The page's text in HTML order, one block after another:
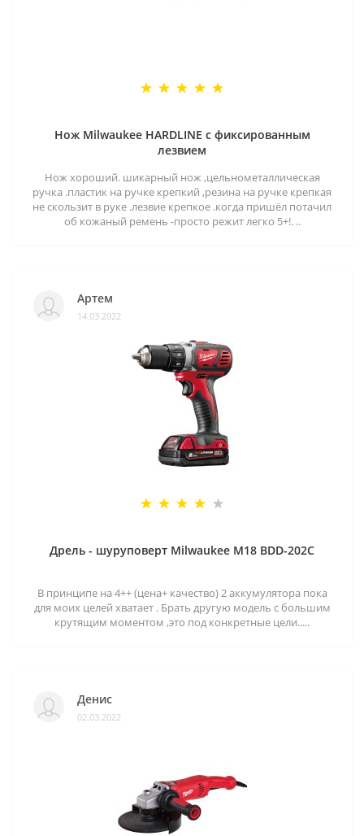
Нож Milwaukee HARDLINE с фиксированным
лезвием
Нож хороший. шикарный нож ,цельнометаллическая
ручка .пластик на ручке крепкий ,резина на ручке крепкая
не скользит в руке .лезвие крепкое .когда пришёл потачил
об кожаный ремень -просто режит легко 5+!. ..
Артем
14.03.2022
Дрель - шуруповерт Milwaukee M18 BDD-202C
В принципе на 4++ (цена+ качество) 2 аккумулятора пока
для моих целей хватает . Брать другую модель с большим
крутящим моментом ,это под конкретные цели.....
Денис
02.03.2022